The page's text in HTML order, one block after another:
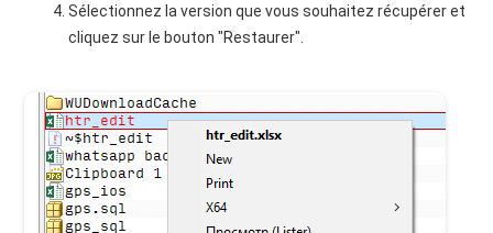
Sélectionnez la version que vous souhaitez récupérer et
cliquez sur le bouton "Restaurer".